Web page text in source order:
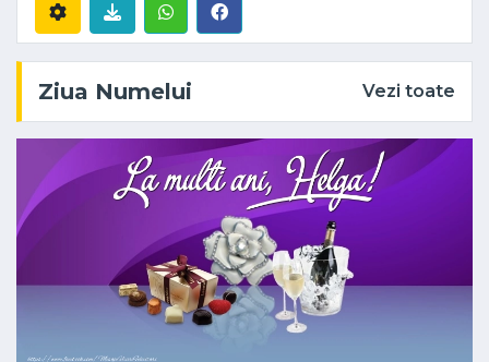
Ziua Numelui Vezi toate